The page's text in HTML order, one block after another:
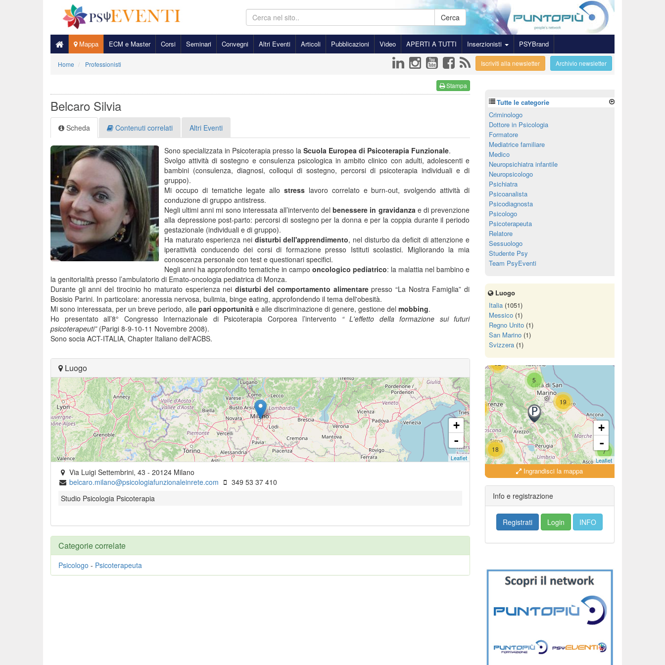
Cerca
Mappa ECM e Master Corsi Seminari Convegni Altri Eventi Articoli Pubblicazioni Video APERTI A TUTTI Inserzionisti PSYBrand
Home Professionisti Archivio newsletter
Iscriviti alla newsletter
Stampa
Belcaro Silvia
Scheda Contenuti correlati Altri Eventi
Sono specializzata in Psicoterapia presso la Scuola Europea di Psicoterapia Funzionale.
Svolgo attività di sostegno e consulenza psicologica in ambito clinico con adulti, adolescenti e
bambini (consulenza, diagnosi, colloqui di sostegno, percorsi di psicoterapia individuali e di
gruppo).
Mi occupo di tematiche legate allostress lavoro correlato e burn-out, svolgendo attività di
conduzione di gruppo antistress.
Negli ultimi anni mi sono interessata all’intervento delbenessere in gravidanzae di prevenzione
alla depressione post-parto: percorsi di sostegno per la donna e per la coppia durante il periodo
gestazionale (individuali e di gruppo).
Ha maturato esperienza nei disturbi dell'apprendimento, nel disturbo da deficit di attenzione e
iperattività conducendo dei corsi di formazione presso Istituti scolastici. Migliorando la mia
conoscenza personale con test e questionari specifici.
Negli anni ha approfondito tematiche in campo oncologico pediatrico: la malattia nel bambino e
la genitorialità presso l’ambulatorio di Emato-oncologia pediatrica di Monza.
Durante gli anni del tirocinio ho maturato esperienza nei disturbi del comportamento alimentarepresso “La Nostra Famiglia” di
Bosisio Parini. In particolare: anoressia nervosa, bulimia, binge eating, approfondendo il tema dell'obesità.
Mi sono interessata, per un breve periodo, alle pari opportunità e alle discriminazione di genere, gestione del mobbing.
Ho presentato all’8° Congresso Internazionale di Psicoterapia Corporea l’intervento “ L'effetto della formazione sui futuri
psicoterapeuti”(Parigi 8-9-10-11 Novembre 2008).
Sono socia ACT-ITALIA, Chapter Italiano dell'ACBS.
Luogo
+
-
Leaflet
Via Luigi Settembrini, 43 - 20124 Milano
belcaro.milano@psicologiafunzionaleinrete.com
349 53 37 410
Studio Psicologia Psicoterapia
Categorie correlate
Psicologo - Psicoterapeuta
Tutte le categorie
Criminologo
Dottore in Psicologia
Formatore
Mediatrice familiare
Medico
Neuropsichiatra infantile
Neuropsicologo
Psichiatra
Psicoanalista
Psicodiagnosta
Psicologo
Psicoterapeuta
Relatore
Sessuologo
Studente Psy
Team PsyEventi
Luogo
Italia(1051)
Messico(1)
Regno Unito(1)
San Marino(1)
Svizzera(1)
5
18
19
7
18
279
10
+
-
Leaflet
Ingrandisci la mappa
Info e registrazione
Registrati Login INFO